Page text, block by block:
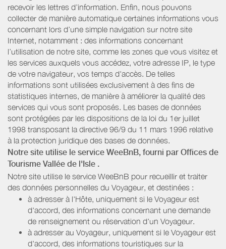
recevoir les lettres d’information. Enfin, nous pouvons
collecter de manière automatique certaines informations vous
concernant lors d’une simple navigation sur notre site
Internet, notamment : des informations concernant
l’utilisation de notre site, comme les zones que vous visitez et
les services auxquels vous accédez, votre adresse IP, le type
de votre navigateur, vos temps d'accès. De telles
informations sont utilisées exclusivement à des fins de
statistiques internes, de manière à améliorer la qualité des
services qui vous sont proposés. Les bases de données
sont protégées par les dispositions de la loi du 1er juillet
1998 transposant la directive 96/9 du 11 mars 1996 relative
à la protection juridique des bases de données.
Notre site utilise le service WeeBnB, fourni par Offices de
Tourisme Vallée de l'Isle .
Notre site utilise le service WeeBnB pour recueillir et traiter
des données personnelles du Voyageur, et destinées :
à adresser à l'Hôte, uniquement si le Voyageur est
d'accord, des informations concernant une demande
de renseignement ou réservation d'un Voyageur.
à adresser au Voyageur, uniquement si le Voyageur est
d'accord, des informations touristiques sur la